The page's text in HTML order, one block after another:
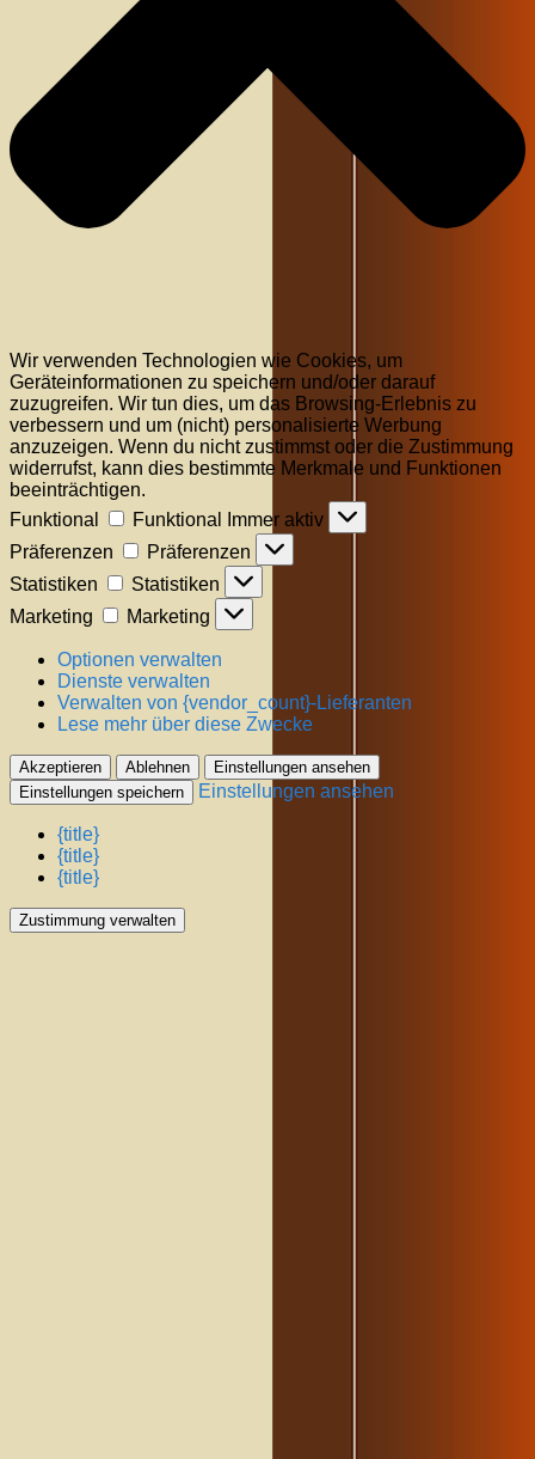
Wir verwenden Technologien wie Cookies, um
Geräteinformationen zu speichern und/oder darauf
zuzugreifen. Wir tun dies, um das Browsing-Erlebnis zu
verbessern und um (nicht) personalisierte Werbung
anzuzeigen. Wenn du nicht zustimmst oder die Zustimmung
widerrufst, kann dies bestimmte Merkmale und Funktionen
beeinträchtigen.
Funktional
Funktional
Immer aktiv
Präferenzen
Präferenzen
Statistiken
Statistiken
Marketing
Marketing
Optionen verwalten
Dienste verwalten
Verwalten von {vendor_count}-Lieferanten
Lese mehr über diese Zwecke
Akzeptieren Ablehnen
Einstellungen ansehen
Einstellungen speichern
Einstellungen ansehen
{title}
{title}
{title}
Zustimmung verwalten